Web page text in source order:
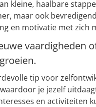
kleine, haalbare
maar ook
en motivatie met zich
vaardigheden
tip voor
je jezelf
en activiteiten